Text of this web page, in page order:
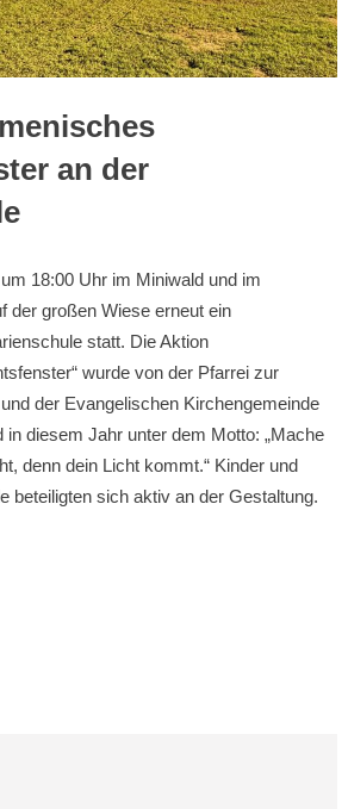
an der
18:00 Uhr im Miniwald und im
der großen Wiese erneut ein
statt. Die Aktion
wurde von der Pfarrei zur
der Evangelischen Kirchengemeinde
in diesem Jahr unter dem Motto: „Mache
denn dein Licht kommt.“ Kinder und
beteiligten sich aktiv an der Gestaltung.